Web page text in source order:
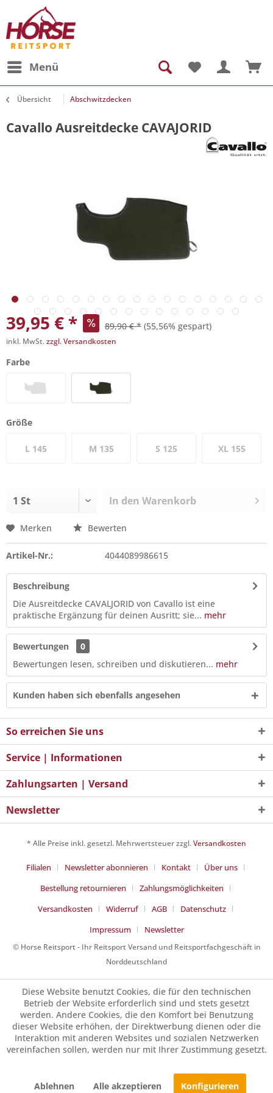
Menü
Übersicht Abschwitzdecken
Cavallo Ausreitdecke CAVAJORID
39,95 € * 89,90 € * (55,56% gespart)
inkl. MwSt.zzgl. Versandkosten
Farbe
Größe
L 145 M 135 S 125 XL 155
In den Warenkorb
Merken Bewerten
Artikel-Nr.: 4044089986615
Beschreibung
Die Ausreitdecke CAVALJORID von Cavallo ist eine
praktische Ergänzung für deinen Ausritt; sie... mehr
Bewertungen
0
Bewertungen lesen, schreiben und diskutieren... mehr
Kunden haben sich ebenfalls angesehen
So erreichen Sie uns
Service | Informationen
Zahlungsarten | Versand
Newsletter
* Alle Preise inkl. gesetzl. Mehrwertsteuer zzgl.Versandkosten
Filialen Newsletter abonnieren Kontakt
Über uns
Bestellung retournieren
Zahlungsmöglichkeiten
Versandkosten
Widerruf AGB
Datenschutz
Impressum
Newsletter
© Horse Reitsport - Ihr Reitsport Versand und Reitsportfachgeschäft in
Norddeutschland
Diese Website benutzt Cookies, die für den technischen
Betrieb der Website erforderlich sind und stets gesetzt
werden. Andere Cookies, die den Komfort bei Benutzung
dieser Website erhöhen, der Direktwerbung dienen oder die
Interaktion mit anderen Websites und sozialen Netzwerken
vereinfachen sollen, werden nur mit Ihrer Zustimmung gesetzt.
Ablehnen Alle akzeptieren Konfigurieren